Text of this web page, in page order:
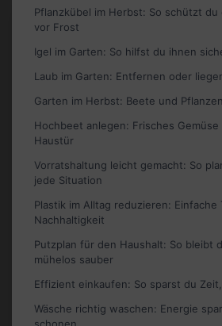
Pflanzkübel im Herbst: So schützt
vor Frost
Igel im Garten: So hilfst du ihnen
Laub im Garten: Entfernen oder
Garten im Herbst: Beete und
Hochbeet anlegen: Frisches
Haustür
Vorratshaltung leicht gemacht: So
jede Situation
Plastik im Alltag reduzieren:
Nachhaltigkeit
Putzplan für den Haushalt: So bleibt
mühelos sauber
Effizient einkaufen: So sparst du
Wäsche richtig waschen: Energie